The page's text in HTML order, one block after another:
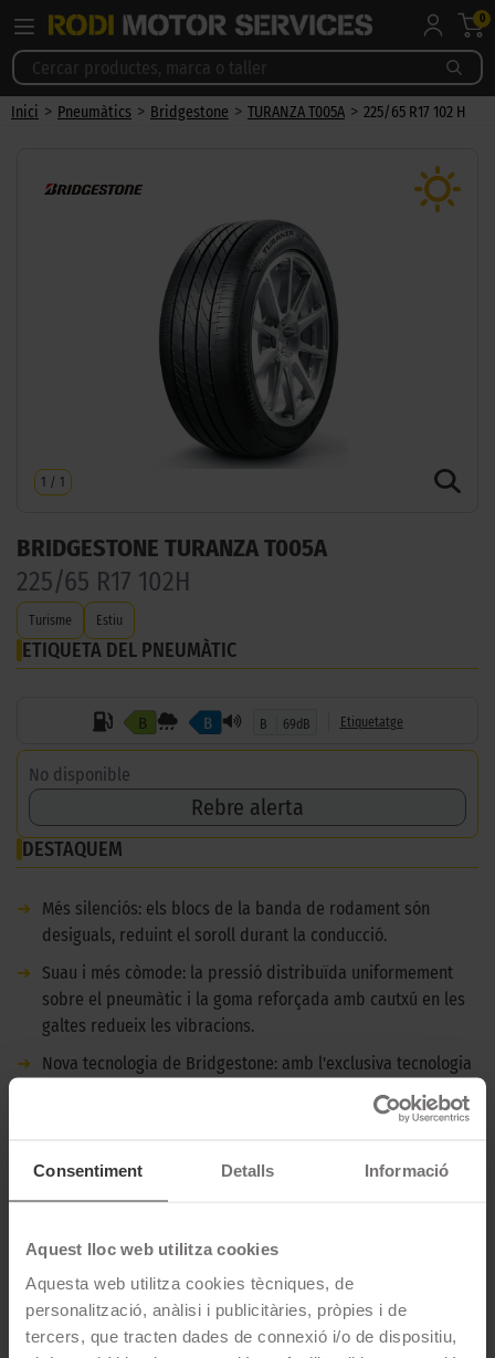
Consentiment Detalls Informació
Aquest lloc web utilitza cookies
Aquesta web utilitza cookies tècniques, de
personalització, anàlisi i publicitàries, pròpies i de
tercers, que tracten dades de connexió i/o de dispositiu,
0
Inici > Pneumàtics > Bridgestone > TURANZA T005A > 225/65 R17 102 H
1 / 1
BRIDGESTONE TURANZA T005A
225/65 R17 102H
Turisme Estiu
ETIQUETA DEL PNEUMÀTIC
B B B 69dB Etiquetatge
No disponible
Rebre alerta
DESTAQUEM
➜
Més silenciós: els blocs de la banda de rodament són
desiguals, reduint el soroll durant la conducció.
➜
Suau i més còmode: la pressió distribuïda uniformement
sobre el pneumàtic i la goma reforçada amb cautxú en les
galtes redueix les vibracions.
➜
Nova tecnologia de Bridgestone: amb l'exclusiva tecnologia
Nano Pro-Tech ™. Un polímer de sílice d'alta qualitat que fa
que l'adhesió a l'asfalt humit sigui més efectiva.
DESCRIPCIÓ BRIDGESTONE TURANZA T005A -
Bridgestone Turanza T005A és un pneumàtic d'estiu per a
manejabilitat, confort i adherència. És un pneumàtic que
permet conduir a carreteres mullades amb total confiança.
Proporciona una experiència de conducció superior. Amb més